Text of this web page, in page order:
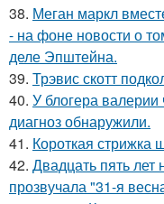
38. Меган маркл
- на фоне новости о
деле Эпштейна.
39. Трэвис скотт
40. У блогера
диагноз обнаружили.
41. Короткая стрижка
42. Двадцать пять
прозвучала "31-я